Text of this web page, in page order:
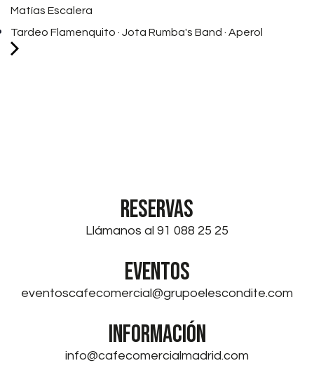
Matías Escalera
Tardeo Flamenquito · Jota Rumba's Band · Aperol
RESERVAS
Llámanos al 91 088 25 25
EVENTOS
eventoscafecomercial@grupoelescondite.com
INFORMACIÓN
info@cafecomercialmadrid.com